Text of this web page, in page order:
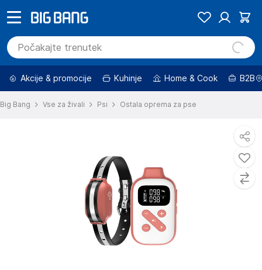
Akcije & promocije Kuhinje Home & Cook B2B
Big Bang Vse za živali Psi Ostala oprema za pse